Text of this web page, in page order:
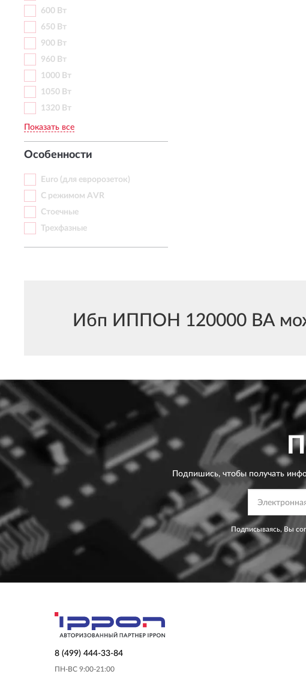
600 Вт
650 Вт
900 Вт
960 Вт
1000 Вт
1050 Вт
1320 Вт
Показать все
Особенности
Euro (для евророзеток)
С режимом AVR
Стоечные
Трехфазные
Ибп ИППОН 120000 ВА
Подпишись, чтобы получать
Подписываясь, Вы
8 (499) 444-33-84
ПН-ВС 9:00-21:00